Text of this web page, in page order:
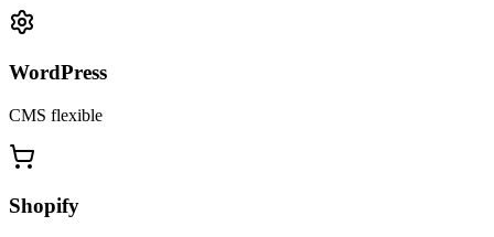
WordPress
CMS flexible
Shopify